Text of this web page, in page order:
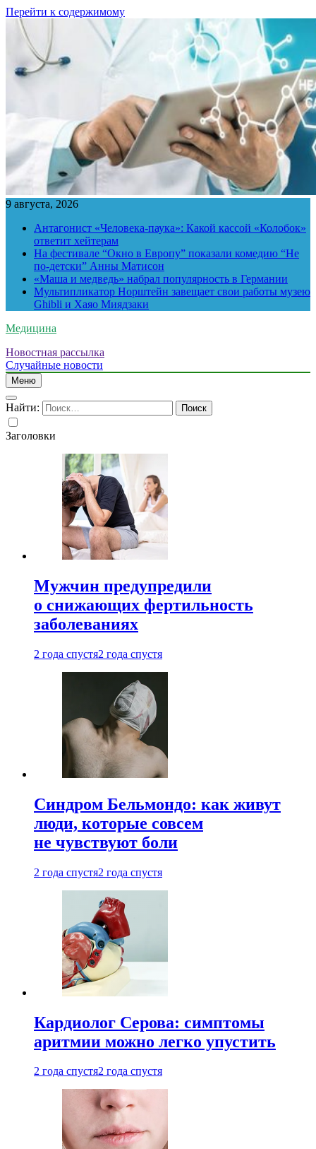
Перейти к содержимому
9 августа, 2026
Антагонист «Человека-паука»: Какой кассой «Колобок»
ответит хейтерам
На фестивале “Окно в Европу” показали комедию “Не
по-детски” Анны Матисон
«Маша и медведь» набрал популярность в Германии
Мультипликатор Норштейн завещает свои работы музею
Ghibli и Хаяо Миядзаки
Медицина
Новостная рассылка
Случайные новости
Меню
Найти:
Заголовки
Мужчин предупредили
о снижающих фертильность
заболеваниях
2 года спустя2 года спустя
Синдром Бельмондо: как живут
люди, которые совсем
не чувствуют боли
2 года спустя2 года спустя
Кардиолог Серова: симптомы
аритмии можно легко упустить
2 года спустя2 года спустя